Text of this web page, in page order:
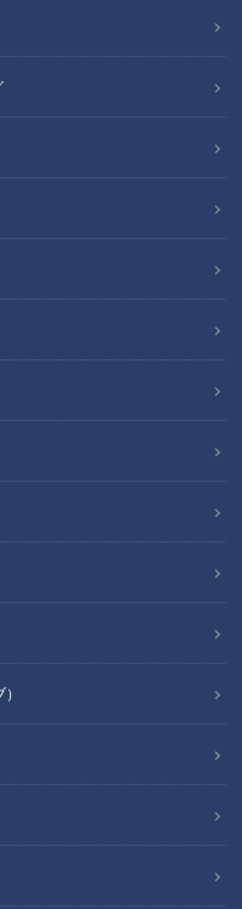
さがインスタ映えの○○○！
『愛知県常滑市』の旅